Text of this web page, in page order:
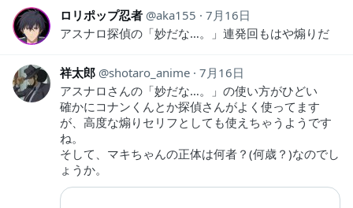
ロリポップ忍者 aka155
7月16日
アスナロ探偵の「妙だな…。」連発回もはや煽りだ
祥太郎 shotaro_anime 7月16日
アスナロさんの「妙だな…。」の使い方がひどい
確かにコナンくんとか探偵さんがよく使ってます
が、高度な煽りセリフとしても使えちゃうようです
ね。
そして、マキちゃんの正体は何者？(何歳？)なのでし
ょうか。